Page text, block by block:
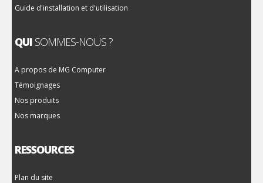
Guide d'installation et d'utilisation
QUI SOMMES-NOUS ?
A propos de MG Computer
Témoignages
Nos produits
Nos marques
RESSOURCES
Plan du site